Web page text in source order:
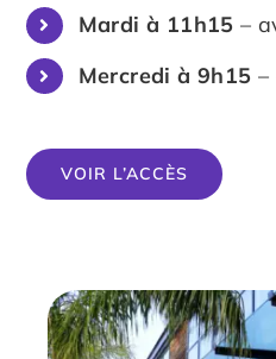
Mardi à 11h15 –
Mercredi à 9h15 –
VOIR L’ACCÈS